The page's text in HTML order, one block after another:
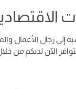
إلى رجال
الآن لديكم من